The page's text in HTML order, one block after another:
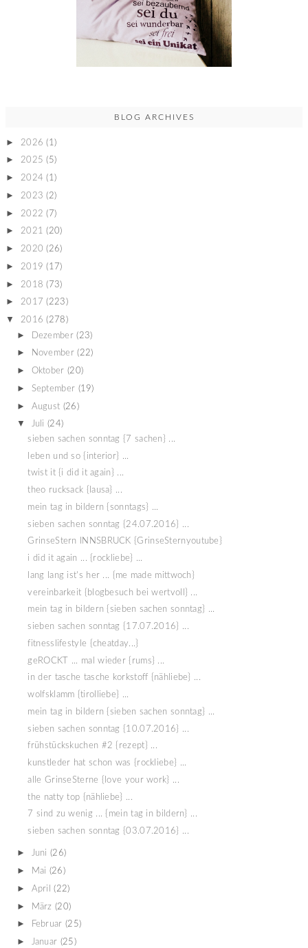
BLOG ARCHIVES
► 2026 (1)
► 2025 (5)
► 2024 (1)
► 2023 (2)
► 2022 (7)
► 2021 (20)
► 2020 (26)
► 2019 (17)
► 2018 (73)
► 2017 (223)
▼ 2016 (278)
► Dezember (23)
► November (22)
► Oktober (20)
► September (19)
► August (26)
▼ Juli (24)
sieben sachen sonntag {7 sachen} ...
leben und so {interior} ...
twist it {i did it again} ...
theo rucksack {lausa} ...
mein tag in bildern {sonntags} ...
sieben sachen sonntag {24.07.2016} ...
GrinseStern INNSBRUCK {GrinseSternyoutube}
i did it again ... {rockliebe} ...
lang lang ist's her ... {me made mittwoch}
vereinbarkeit {blogbesuch bei wertvoll} ...
mein tag in bildern {sieben sachen sonntag} ...
sieben sachen sonntag {17.07.2016} ...
fitnesslifestyle {cheatday...}
geROCKT ... mal wieder {rums} ...
in der tasche tasche korkstoff {nähliebe} ...
wolfsklamm {tirolliebe} ...
mein tag in bildern {sieben sachen sonntag} ...
sieben sachen sonntag {10.07.2016} ...
frühstückskuchen #2 {rezept} ...
kunstleder hat schon was {rockliebe} ...
alle GrinseSterne {love your work} ...
the natty top {nähliebe} ...
7 sind zu wenig ... {mein tag in bildern} ...
sieben sachen sonntag {03.07.2016} ...
► Juni (26)
► Mai (26)
► April (22)
► März (20)
► Februar (25)
► Januar (25)